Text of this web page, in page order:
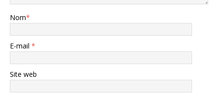
Nom*
E-mail *
Site web